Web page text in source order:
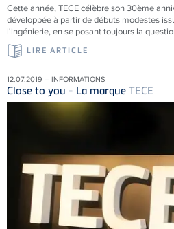
Cette année, TECE célèbre son 30ème
développée à partir de débuts modestes
l'ingénierie, en se posant toujours la
LIRE ARTICLE
12.07.2019 – INFORMATIONS
Close to you - La marque TECE